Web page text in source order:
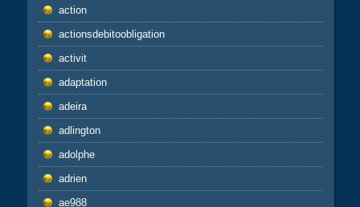
action
actionsdebitoobligation
activit
adaptation
adeira
adlington
adolphe
adrien
ae988